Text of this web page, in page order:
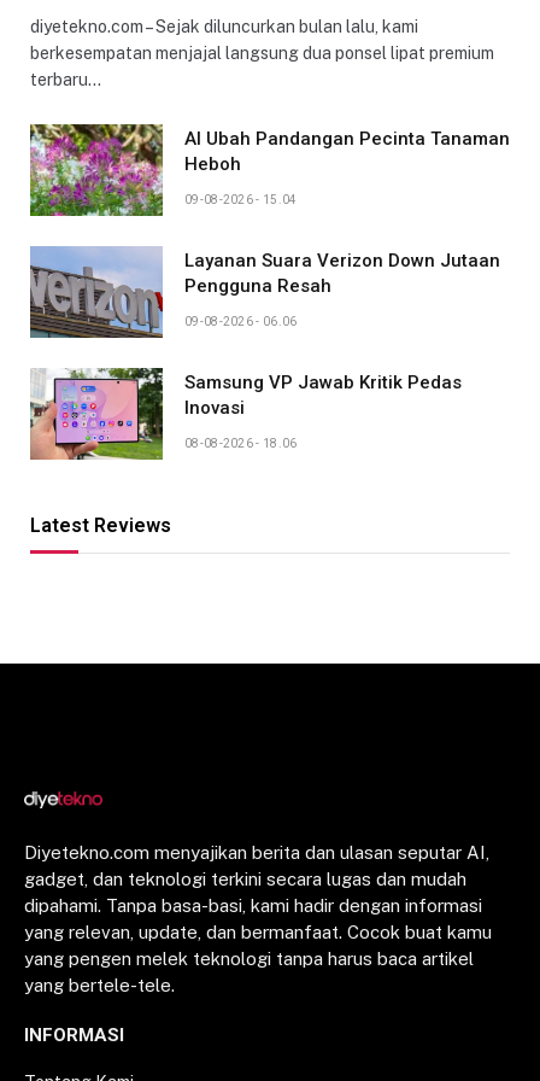
diyetekno.com – Sejak diluncurkan bulan lalu, kami
berkesempatan menjajal langsung dua ponsel lipat premium
terbaru…
AI Ubah Pandangan Pecinta Tanaman
Heboh
09-08-2026 - 15.04
Layanan Suara Verizon Down Jutaan
Pengguna Resah
09-08-2026 - 06.06
Samsung VP Jawab Kritik Pedas
Inovasi
08-08-2026 - 18.06
Latest Reviews
Diyetekno.com menyajikan berita dan ulasan seputar AI,
gadget, dan teknologi terkini secara lugas dan mudah
dipahami. Tanpa basa-basi, kami hadir dengan informasi
yang relevan, update, dan bermanfaat. Cocok buat kamu
yang pengen melek teknologi tanpa harus baca artikel
yang bertele-tele.
INFORMASI